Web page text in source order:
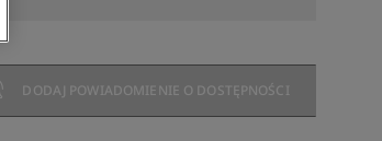
DODAJ POWIADOMIENIE O DOSTĘPNOŚCI